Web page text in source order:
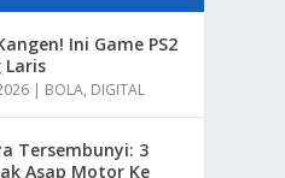
Ini Game PS2
Laris
| BOLA, DIGITAL
Tersembunyi: 3
Asap Motor Ke